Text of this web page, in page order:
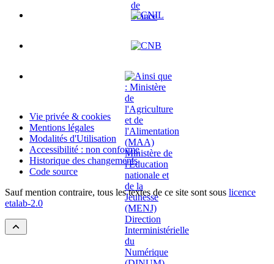
Vie privée & cookies
Mentions légales
Modalités d'Utilisation
Accessibilité : non conforme
Historique des changements
Code source
Sauf mention contraire, tous les textes de ce site sont sous licence
etalab-2.0